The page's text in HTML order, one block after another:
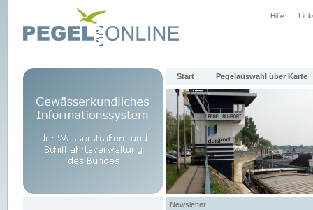
Hilfe
Start Pegelauswahl über Karte
Newsletter